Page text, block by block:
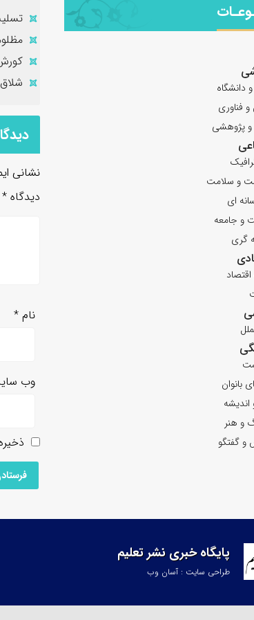
نشانی
دیدگاه *
نام*
وب‌
دانشگاه
فناوری
و پژوهشی
و سلامت
ای
و جامعه
گری
اقتصاد
بانوان
و هنر
و گفتگو
پایگاه خبری نشر تعلیم
طراحی سایت : آسان وب